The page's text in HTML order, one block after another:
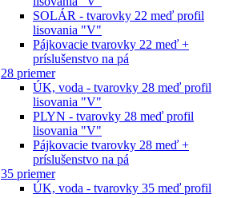
SOLÁR - tvarovky 22 meď profil
lisovania "V"
Pájkovacie tvarovky 22 meď +
príslušenstvo na pá
28 priemer
ÚK, voda - tvarovky 28 meď profil
lisovania "V"
PLYN - tvarovky 28 meď profil
lisovania "V"
Pájkovacie tvarovky 28 meď +
príslušenstvo na pá
35 priemer
ÚK, voda - tvarovky 35 meď profil